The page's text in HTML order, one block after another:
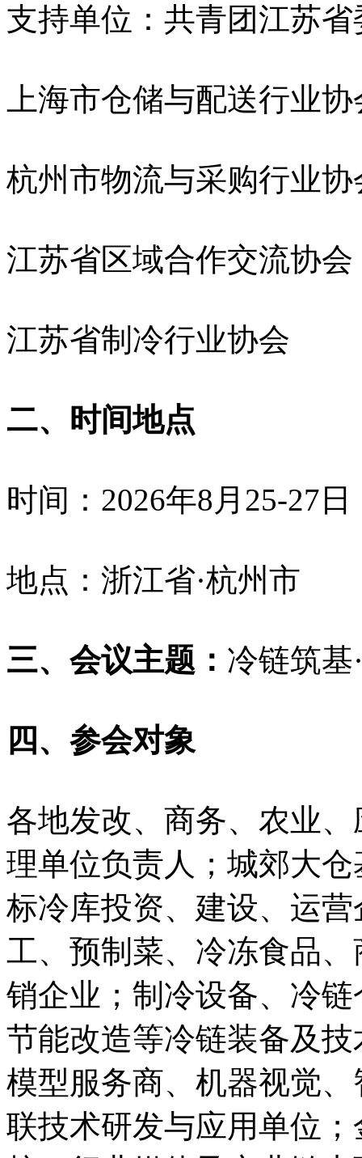
支持单位：共青团江苏
上海市仓储与配送行业协
杭州市物流与采购行业协
江苏省区域合作交流协会
江苏省制冷行业协会
二、时间地点
时间：2026年8月25-27
地点：浙江省·杭州市
三、会议主题： 冷链筑基
四、参会对象
各地发改、商务、农业
理单位负责人；城郊大
标冷库投资、建设、运
工、预制菜、冷冻食品
销企业；制冷设备、冷
节能改造等冷链装备及
模型服务商、机器视觉
联技术研发与应用单位